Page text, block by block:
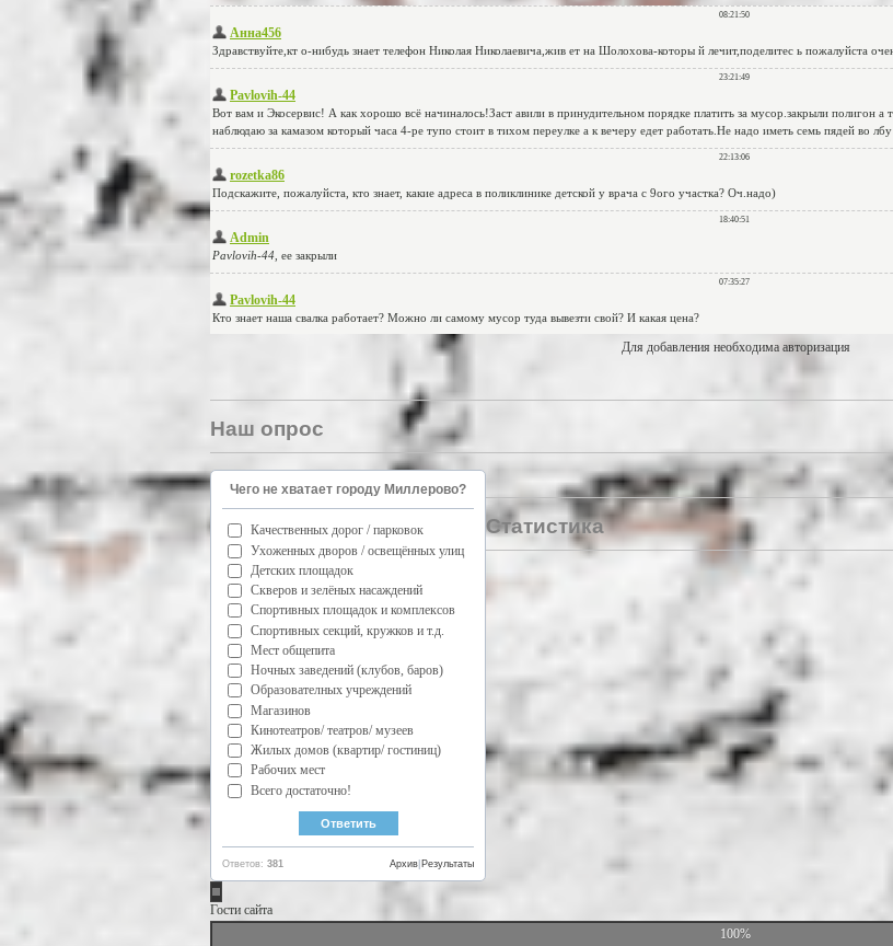
Для добавления необходима авторизация
Наш опрос
Чего не хватает городу Миллерово?
Качественных дорог / парковок
Ухоженных дворов / освещённых улиц
Детских площадок
Скверов и зелёных насаждений
Спортивных площадок и комплексов
Спортивных секций, кружков и т.д.
Мест общепита
Ночных заведений (клубов, баров)
Образователных учреждений
Магазинов
Кинотеатров/ театров/ музеев
Жилых домов (квартир/ гостиниц)
Рабочих мест
Всего достаточно!
Ответов: 381 Результаты
Архив
Статистика
Гости сайта
100%